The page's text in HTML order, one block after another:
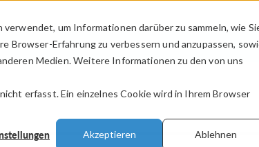
um Informationen darüber zu sammeln, wie
Browser-Erfahrung zu verbessern und anzupassen,
Medien. Weitere Informationen zu den von uns
erfasst. Ein einzelnes Cookie wird in Ihrem Browser
Akzeptieren Ablehnen
BRANCHEN VIDEOS